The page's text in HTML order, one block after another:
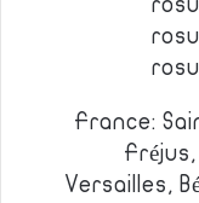
France:
Versailles,